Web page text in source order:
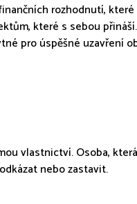
rozhodnutí,
které s sebou
pro úspěšné uzavření
vlastnictví. Osoba,
nebo zastavit.